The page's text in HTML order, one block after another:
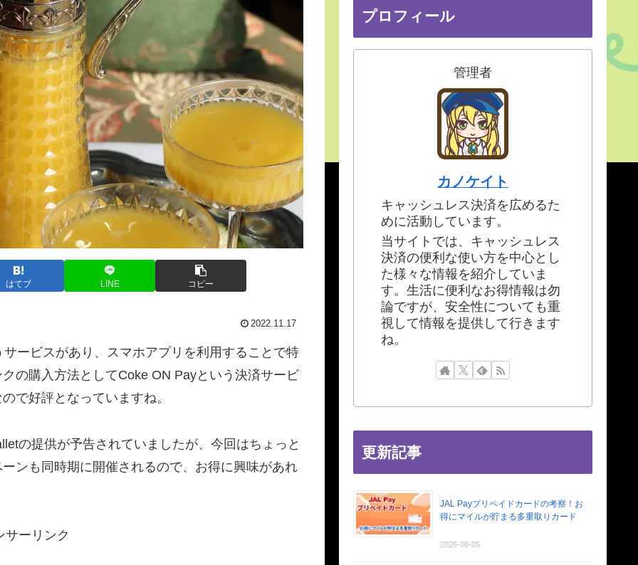
はてブ LINE コピー
2022.11.17
ービスがあり、スマホアプリを利用することで特
の購入方法としてCoke ON Payという決済サービ
で好評となっていますね。
の提供が予告されていましたが、今回はちょっと
ンも同時期に開催されるので、お得に興味があれ
サーリンク
プロフィール
管理者
カノケイト
キャッシュレス決済を広めるた
めに活動しています。
当サイトでは、キャッシュレス
決済の便利な使い方を中心とし
た様々な情報を紹介していま
す。生活に便利なお得情報は勿
論ですが、安全性についても重
視して情報を提供して行きます
ね。
更新記事
JAL Payプリペイドカードの考察！お
得にマイルが貯まる多重取りカード
2026-08-05